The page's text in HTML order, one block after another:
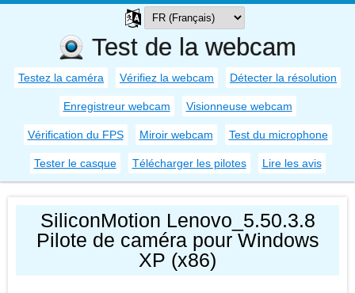
Test de la webcam
Testez la caméra Vérifiez la webcam Détecter la résolution
Enregistreur webcam Visionneuse webcam
Vérification du FPS Miroir webcam Test du microphone
Tester le casque Télécharger les pilotes Lire les avis
SiliconMotion Lenovo_5.50.3.8
Pilote de caméra pour Windows
XP (x86)